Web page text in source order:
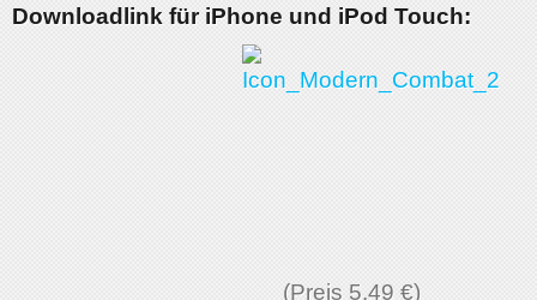
Downloadlink für iPhone und iPod Touch:
(Preis 5,49 €)